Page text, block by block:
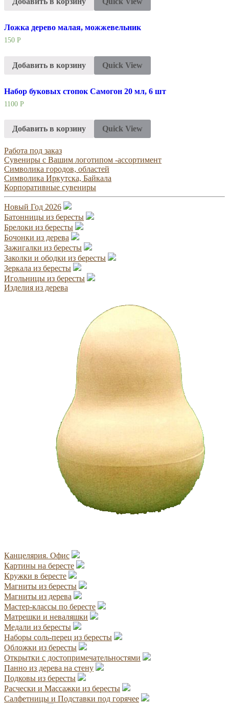
Ложка дерево малая, можжевельник
150 Р
Добавить в корзину Quick View
Набор буковых стопок Самогон 20 мл, 6 шт
1100 Р
Добавить в корзину Quick View
Работа под заказ
Сувениры с Вашим логотипом -ассортимент
Символика городов, областей
Символика Иркутска, Байкала
Корпоративные сувениры
Новый Год 2026
Батонницы из бересты
Брелоки из бересты
Бочонки из дерева
Зажигалки из бересты
Заколки и ободки из бересты
Зеркала из бересты
Игольницы из бересты
Изделия из дерева
Канцелярия. Офис
Картины на бересте
Кружки в бересте
Магниты из бересты
Магниты из дерева
Мастер-классы по бересте
Матрешки и неваляшки
Медали из бересты
Наборы соль-перец из бересты
Обложки из бересты
Открытки с достопримечательностями
Панно из дерева на стену
Подковы из бересты
Расчески и Массажки из бересты
Салфетницы и Подставки под горячее